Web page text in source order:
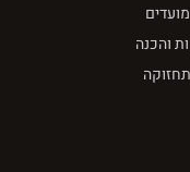
והכנה